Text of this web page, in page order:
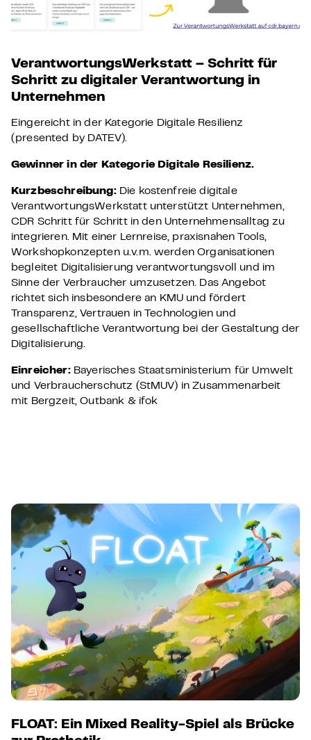
VerantwortungsWerkstatt – Schritt für
Schritt zu digitaler Verantwortung in
Unternehmen
Eingereicht in der Kategorie Digitale Resilienz
(presented by DATEV).
Gewinner in der Kategorie Digitale Resilienz.
Kurzbeschreibung: Die kostenfreie digitale
VerantwortungsWerkstatt unterstützt Unternehmen,
CDR Schritt für Schritt in den Unternehmensalltag zu
integrieren. Mit einer Lernreise, praxisnahen Tools,
Workshopkonzepten u.v.m. werden Organisationen
begleitet Digitalisierung verantwortungsvoll und im
Sinne der Verbraucher umzusetzen. Das Angebot
richtet sich insbesondere an KMU und fördert
Transparenz, Vertrauen in Technologien und
gesellschaftliche Verantwortung bei der Gestaltung der
Digitalisierung.
Einreicher: Bayerisches Staatsministerium für Umwelt
und Verbraucherschutz (StMUV) in Zusammenarbeit
mit Bergzeit, Outbank & ifok
FLOAT: Ein Mixed Reality-Spiel als Brücke